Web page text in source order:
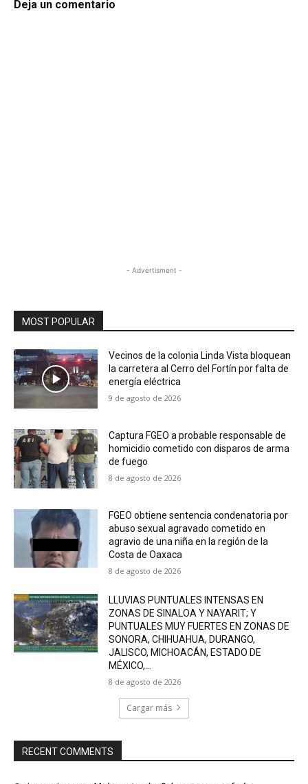
Deja un comentario
- Advertisment -
MOST POPULAR
Vecinos de la colonia Linda Vista bloquean
la carretera al Cerro del Fortín por falta de
energía eléctrica
9 de agosto de 2026
Captura FGEO a probable responsable de
homicidio cometido con disparos de arma
de fuego
8 de agosto de 2026
FGEO obtiene sentencia condenatoria por
abuso sexual agravado cometido en
agravio de una niña en la región de la
Costa de Oaxaca
8 de agosto de 2026
LLUVIAS PUNTUALES INTENSAS EN
ZONAS DE SINALOA Y NAYARIT; Y
PUNTUALES MUY FUERTES EN ZONAS DE
SONORA, CHIHUAHUA, DURANGO,
JALISCO, MICHOACÁN, ESTADO DE
MÉXICO,...
8 de agosto de 2026
Cargar más
RECENT COMMENTS